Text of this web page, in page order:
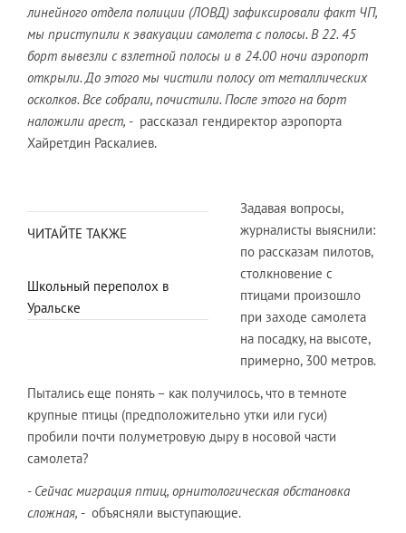
линейного отдела полиции (ЛОВД) зафиксировали факт ЧП,
мы приступили к эвакуации самолета с полосы. В 22. 45
борт вывезли с взлетной полосы и в 24.00 ночи аэропорт
открыли. До этого мы чистили полосу от металлических
осколков. Все собрали, почистили. После этого на борт
наложили арест, - рассказал гендиректор аэропорта
Хайретдин Раскалиев.
ЧИТАЙТЕ ТАКЖЕ
Школьный переполох в
Уральске
Задавая вопросы,
журналисты выяснили:
по рассказам пилотов,
столкновение с
птицами произошло
при заходе самолета
на посадку, на высоте,
примерно, 300 метров.
Пытались еще понять – как получилось, что в темноте
крупные птицы (предположительно утки или гуси)
пробили почти полуметровую дыру в носовой части
самолета?
- Сейчас миграция птиц, орнитологическая обстановка
сложная, - объясняли выступающие.